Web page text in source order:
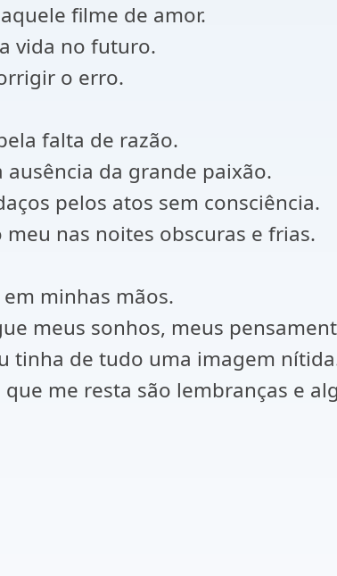
filme de amor.
vida no futuro.
o erro.
falta de razão.
ausência da grande paixão.
pelos atos sem consciência.
meu nas noites obscuras e frias.
minhas mãos.
meus sonhos, meus
tinha de tudo uma imagem
me resta são lembranças e